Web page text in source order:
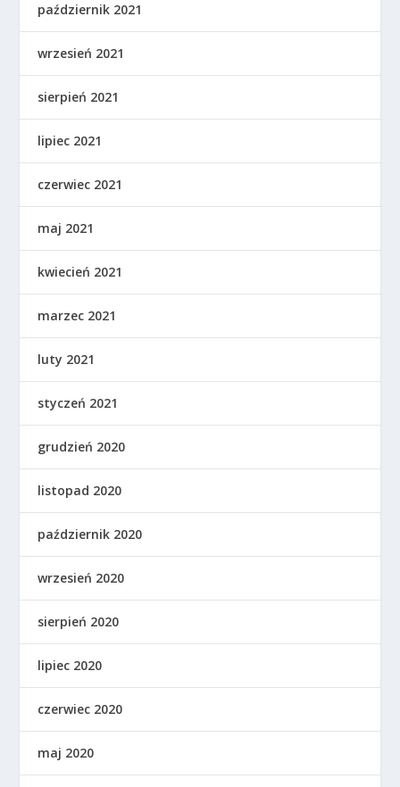
październik 2021
wrzesień 2021
sierpień 2021
lipiec 2021
czerwiec 2021
maj 2021
kwiecień 2021
marzec 2021
luty 2021
styczeń 2021
grudzień 2020
listopad 2020
październik 2020
wrzesień 2020
sierpień 2020
lipiec 2020
czerwiec 2020
maj 2020